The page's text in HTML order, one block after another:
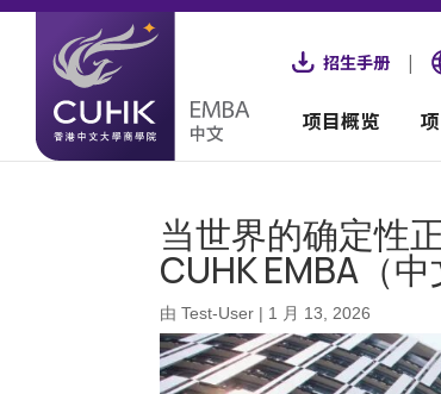
招生手册 |
项目概览
当世界的确定性
CUHK EMBA（
由Test-User | 1 月 13, 2026